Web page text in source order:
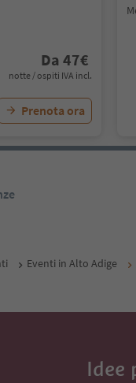
Da 47€
notte / ospiti IVA incl.
Prenota ora
Eventi in Alto Adige
Idee